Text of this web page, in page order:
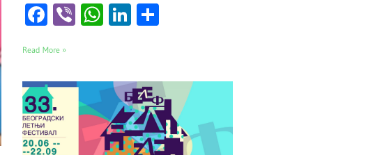
Facebook
ViberWhatsApp
LinkedIn
Read More »